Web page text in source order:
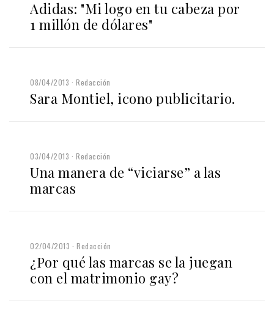
Adidas: "Mi logo en tu cabeza por
1 millón de dólares"
08/04/2013 Redacción
Sara Montiel, icono publicitario.
03/04/2013 Redacción
Una manera de “viciarse” a las
marcas
02/04/2013 Redacción
¿Por qué las marcas se la juegan
con el matrimonio gay?